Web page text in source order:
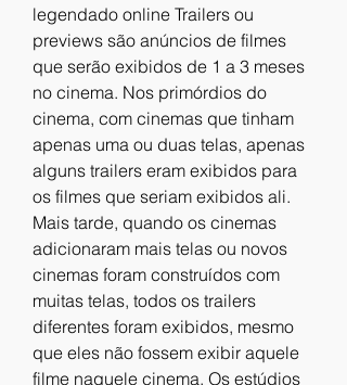
legendado online Trailers ou
previews são anúncios de filmes
que serão exibidos de 1 a 3 meses
no cinema. Nos primórdios do
cinema, com cinemas que tinham
apenas uma ou duas telas, apenas
alguns trailers eram exibidos para
os filmes que seriam exibidos ali.
Mais tarde, quando os cinemas
adicionaram mais telas ou novos
cinemas foram construídos com
muitas telas, todos os trailers
diferentes foram exibidos, mesmo
que eles não fossem exibir aquele
filme naquele cinema. Os estúdios